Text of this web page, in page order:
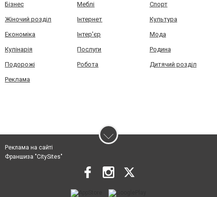
Бізнес Меблі Спорт
Жіночий розділ Інтернет Культура
Економіка Інтер'єр Мода
Кулінарія Послуги Родина
Подорожі Робота Дитячий розділ
Реклама
Реклама на сайті
Франшиза "CitySites"